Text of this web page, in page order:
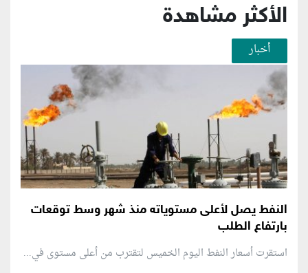
الأكثر مشاهدة
أخبار
النفط يصل لأعلى مستوياته منذ شهر وسط توقعات
بارتفاع الطلب
استقرت أسعار النفط اليوم الخميس لتقترب من أعلى مستوى في...